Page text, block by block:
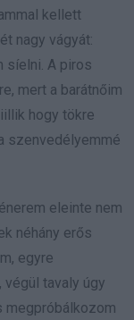
kellett
nagy vágyát:
síelni. A piros
mert a barátnőim
hogy tökre
szenvedélyemmé
eleinte nem
néhány erős
egyre
tavaly úgy
megpróbálkozom